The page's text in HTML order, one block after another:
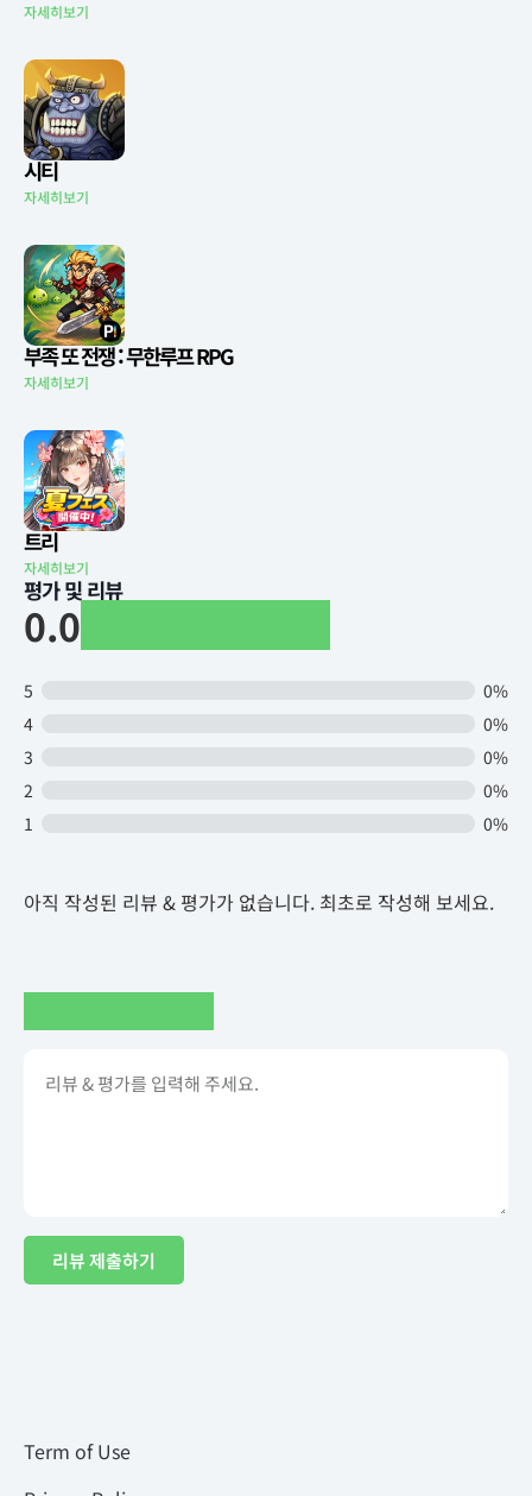
자세히보기
시티
자세히보기
부족 또 전쟁 : 무한루프 RPG
자세히보기
트리
자세히보기
평가 및 리뷰
0.0
5
0%
4
0%
3
0%
2
0%
1
0%
아직 작성된 리뷰 & 평가가 없습니다. 최초로 작성해 보세요.
리뷰 제출하기
Term of Use